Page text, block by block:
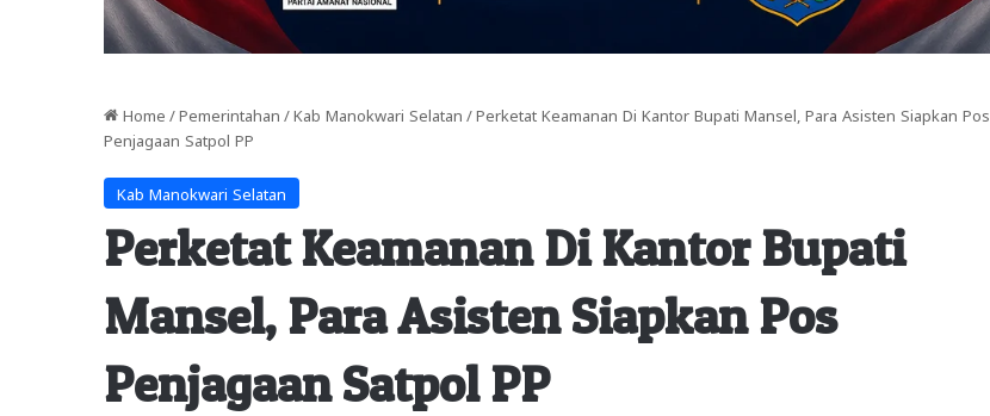
Home / Pemerintahan / Kab Manokwari Selatan / Perketat Keamanan Di Kantor Bupati Mansel, Para Asisten Siapkan Pos
Penjagaan Satpol PP
Kab Manokwari Selatan
Perketat Keamanan Di Kantor Bupati
Mansel, Para Asisten Siapkan Pos
Penjagaan Satpol PP